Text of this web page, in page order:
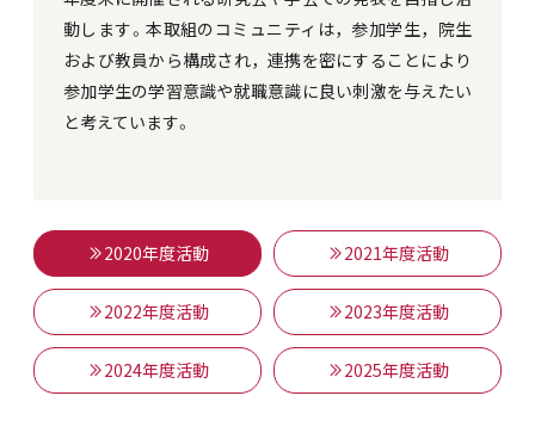
動します。本取組のコミュニティは，参加学生，院生
および教員から構成され，連携を密にすることにより
参加学生の学習意識や就職意識に良い刺激を与えたい
と考えています。
2020年度活動 2021年度活動
2022年度活動 2023年度活動
2024年度活動 2025年度活動